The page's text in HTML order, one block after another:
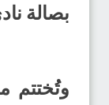
بصالة
وتُختتم